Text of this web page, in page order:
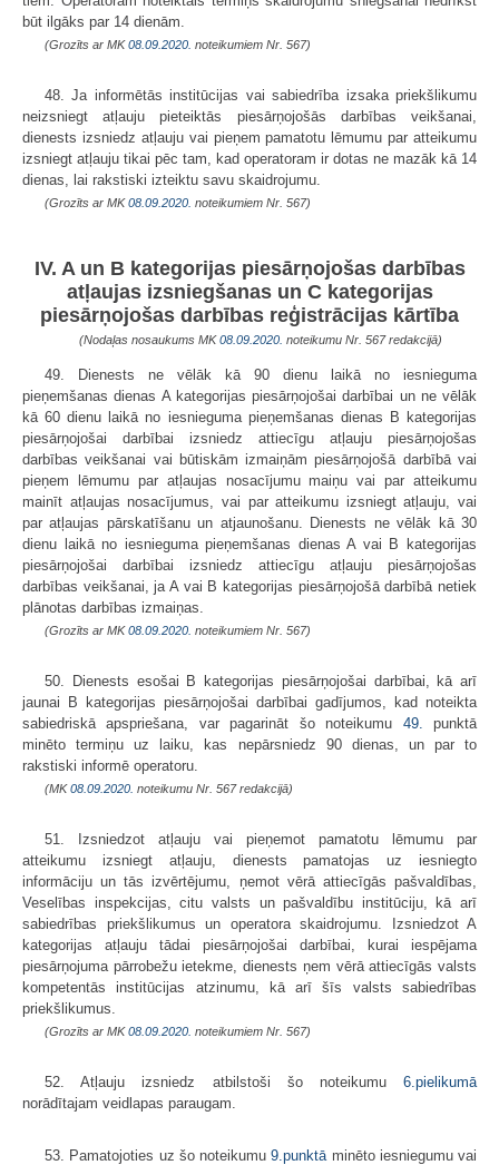
būt ilgāks par 14 dienām.
(Grozīts ar MK08.09.2020. noteikumiem Nr. 567)
48. Ja informētās institūcijas vai sabiedrība izsaka priekšlikumu
neizsniegt atļauju pieteiktās piesārņojošās darbības veikšanai,
dienests izsniedz atļauju vai pieņem pamatotu lēmumu par atteikumu
izsniegt atļauju tikai pēc tam, kad operatoram ir dotas ne mazāk kā 14
dienas, lai rakstiski izteiktu savu skaidrojumu.
(Grozīts ar MK08.09.2020. noteikumiem Nr. 567)
IV. A un B kategorijas piesārņojošas darbības
atļaujas izsniegšanas un C kategorijas
piesārņojošas darbības reģistrācijas kārtība
(Nodaļas nosaukums MK08.09.2020. noteikumu Nr. 567 redakcijā)
49. Dienests ne vēlāk kā 90 dienu laikā no iesnieguma
pieņemšanas dienas A kategorijas piesārņojošai darbībai un ne vēlāk
kā 60 dienu laikā no iesnieguma pieņemšanas dienas B kategorijas
piesārņojošai darbībai izsniedz attiecīgu atļauju piesārņojošas
darbības veikšanai vai būtiskām izmaiņām piesārņojošā darbībā vai
pieņem lēmumu par atļaujas nosacījumu maiņu vai par atteikumu
mainīt atļaujas nosacījumus, vai par atteikumu izsniegt atļauju, vai
par atļaujas pārskatīšanu un atjaunošanu. Dienests ne vēlāk kā 30
dienu laikā no iesnieguma pieņemšanas dienas A vai B kategorijas
piesārņojošai darbībai izsniedz attiecīgu atļauju piesārņojošas
darbības veikšanai, ja A vai B kategorijas piesārņojošā darbībā netiek
plānotas darbības izmaiņas.
(Grozīts ar MK08.09.2020. noteikumiem Nr. 567)
50. Dienests esošai B kategorijas piesārņojošai darbībai, kā arī
jaunai B kategorijas piesārņojošai darbībai gadījumos, kad noteikta
sabiedriskā apspriešana, var pagarināt šo noteikumu 49.
punktā
minēto termiņu uz laiku, kas nepārsniedz 90 dienas, un par to
rakstiski informē operatoru.
(MK08.09.2020. noteikumu Nr. 567 redakcijā)
51. Izsniedzot atļauju vai pieņemot pamatotu lēmumu par
atteikumu izsniegt atļauju, dienests pamatojas uz iesniegto
informāciju un tās izvērtējumu, ņemot vērā attiecīgās pašvaldības,
Veselības inspekcijas, citu valsts un pašvaldību institūciju, kā arī
sabiedrības priekšlikumus un operatora skaidrojumu. Izsniedzot A
kategorijas atļauju tādai piesārņojošai darbībai, kurai iespējama
piesārņojuma pārrobežu ietekme, dienests ņem vērā attiecīgās valsts
kompetentās institūcijas atzinumu, kā arī šīs valsts sabiedrības
priekšlikumus.
(Grozīts ar MK08.09.2020. noteikumiem Nr. 567)
52. Atļauju izsniedz atbilstoši šo noteikumu 6.pielikumā
norādītajam veidlapas paraugam.
53. Pamatojoties uz šo noteikumu9.punktā minēto iesniegumu vai